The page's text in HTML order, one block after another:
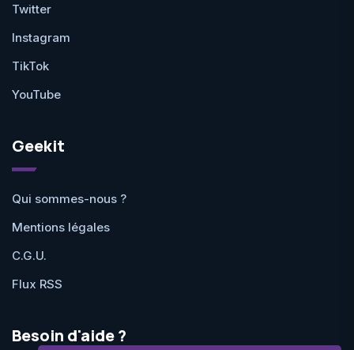
Twitter
Instagram
TikTok
YouTube
Geekit
Qui sommes-nous ?
Mentions légales
C.G.U.
Flux RSS
Besoin d'aide ?